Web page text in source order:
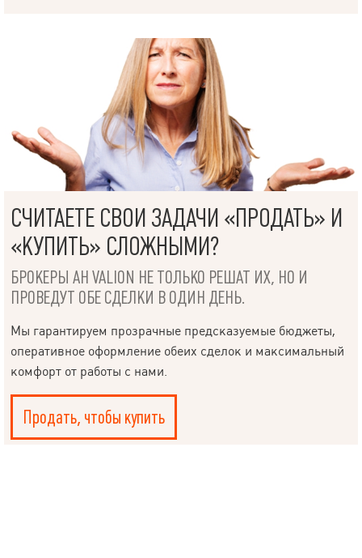
СЧИТАЕТЕ СВОИ ЗАДАЧИ «ПРОДАТЬ» И
«КУПИТЬ» СЛОЖНЫМИ?
БРОКЕРЫ АН VALION НЕ ТОЛЬКО РЕШАТ ИХ, НО И
ПРОВЕДУТ ОБЕ СДЕЛКИ В ОДИН ДЕНЬ.
Мы гарантируем прозрачные предсказуемые бюджеты,
оперативное оформление обеих сделок и максимальный
комфорт от работы с нами.
Продать, чтобы купить
НАПИСАТЬ
РУКОВОДИТЕЛЮ
Язык
© 2019 – 2026 Valion real estate. Все права защищены.
Plektan— WEB-интегрированные системы управления риелторскими